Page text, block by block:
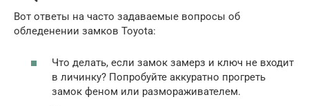
Вот ответы на часто задаваемые вопросы об
обледенении замков Toyota:
Что делать, если замок замерз и ключ не входит
в личинку? Попробуйте аккуратно прогреть
замок феном или размораживателем.